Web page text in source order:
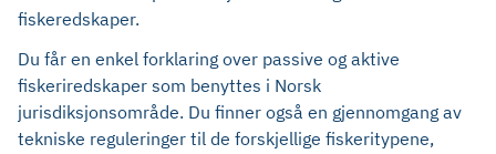
fiskeredskaper.
Du får en enkel forklaring over passive og aktive
fiskeriredskaper som benyttes i Norsk
jurisdiksjonsområde. Du finner også en gjennomgang av
tekniske reguleringer til de forskjellige fiskeritypene,